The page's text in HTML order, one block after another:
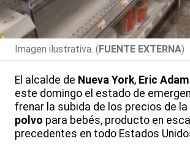
Imagen ilustrativa. (FUENTE EXTERNA)
El alcalde de Nueva York, Eric
este domingo el estado de
frenar la subida de los precios de la
polvo para bebés, producto en
precedentes en todo Estados